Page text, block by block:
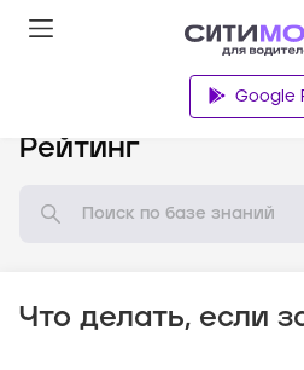
Google
Рейтинг
Что делать, если